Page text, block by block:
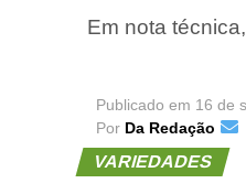
Em nota
Publicado em 16 de
Por Da Redação
VARIEDADES